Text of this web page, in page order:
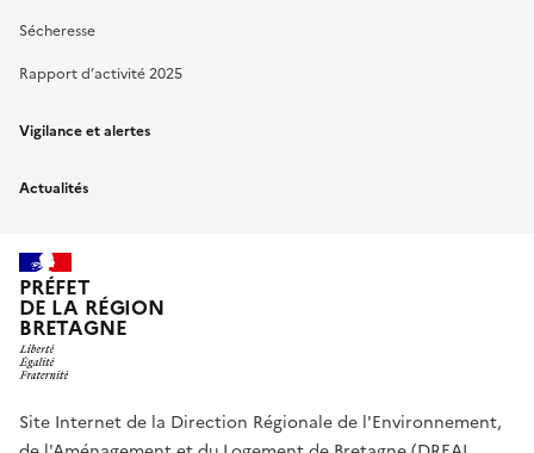
Sécheresse
Rapport d’activité 2025
Vigilance et alertes
Actualités
PRÉFET
DE LA RÉGION
BRETAGNE
Site Internet de la Direction Régionale de l'Environnement,